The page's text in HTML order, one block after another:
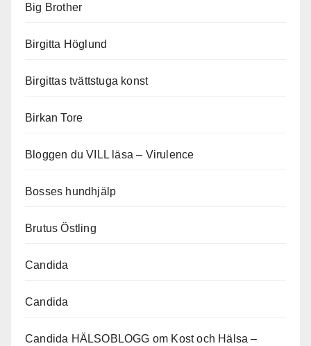
Big Brother
Birgitta Höglund
Birgittas tvättstuga konst
Birkan Tore
Bloggen du VILL läsa – Virulence
Bosses hundhjälp
Brutus Östling
Candida
Candida
Candida HÄLSOBLOGG om Kost och Hälsa –